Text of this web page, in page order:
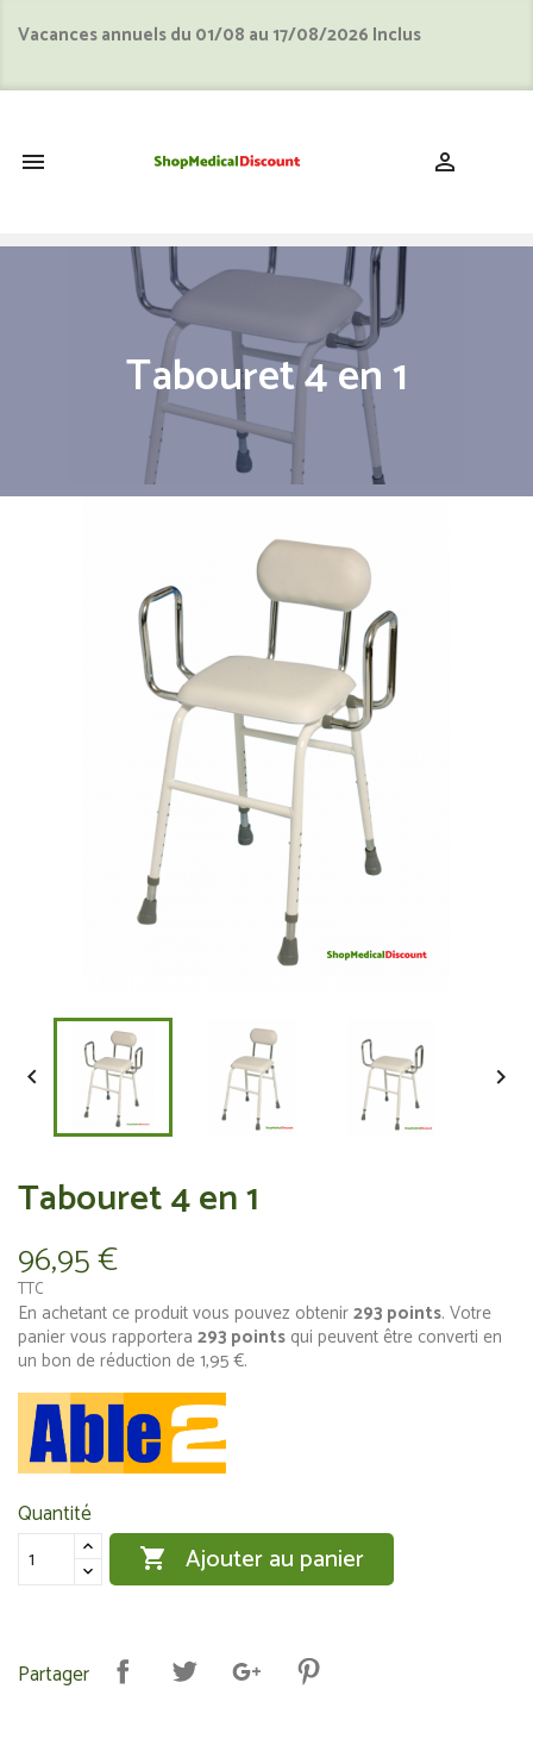
Vacances annuels du 01/08 au 17/08/2026 Inclus
 
Tabouret 4 en 1
 
Tabouret 4 en 1
96,95 €
TTC
En achetant ce produit vous pouvez obtenir293 points. Votre
panier vous rapportera 293 points qui peuvent être converti en
un bon de réduction de1,95 €.
Quantité
 Ajouter au panier
Partager